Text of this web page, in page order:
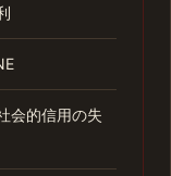
会的信用の失